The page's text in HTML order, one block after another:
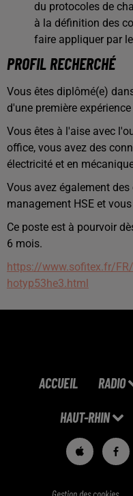
du protocoles de
à la définition des
faire appliquer par
PROFIL RECHERCHÉ
Vous êtes diplômé(e)
d'une première
Vous êtes à l'aise avec
office, vous avez des
électricité et en
Vous avez également
management HSE et
Ce poste est à pourvoir
6 mois.
https://www.sofitex.fr/
hotyp53he3.html
ACCUEIL RADIO
HAUT-RHIN